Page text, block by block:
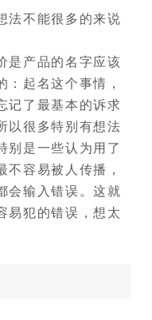
法不能很多的来说
是产品的名字应该
起名这个事情，
记了最基本的诉求
很多特别有想法
别是一些认为用了
容易被人传播，
会输入错误。这就
易犯的错误，想太